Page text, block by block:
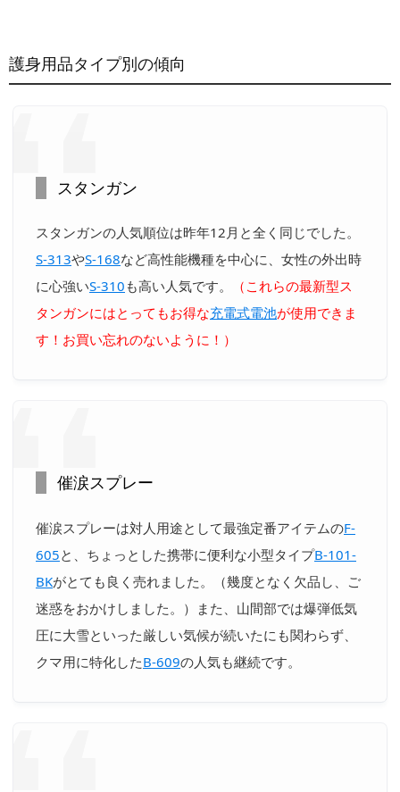
護身用品タイプ別の傾向
スタンガン
スタンガンの人気順位は昨年12月と全く同じでした。
S-313やS-168など高性能機種を中心に、女性の外出時
に心強いS-310 も高い人気です。
（これらの最新型ス
タンガンにはとってもお得な充電式電池が使用できま
す！お買い忘れのないように！）
催涙スプレー
催涙スプレーは対人用途として最強定番アイテムのF-
605と、ちょっとした携帯に便利な小型タイプB-101-
BKがとても良く売れました。（幾度となく欠品し、ご
迷惑をおかけしました。）また、山間部では爆弾低気
圧に大雪といった厳しい気候が続いたにも関わらず、
クマ用に特化したB-609の人気も継続です。